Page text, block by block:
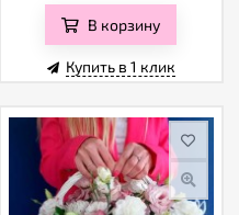
В корзину
Купить в 1 клик